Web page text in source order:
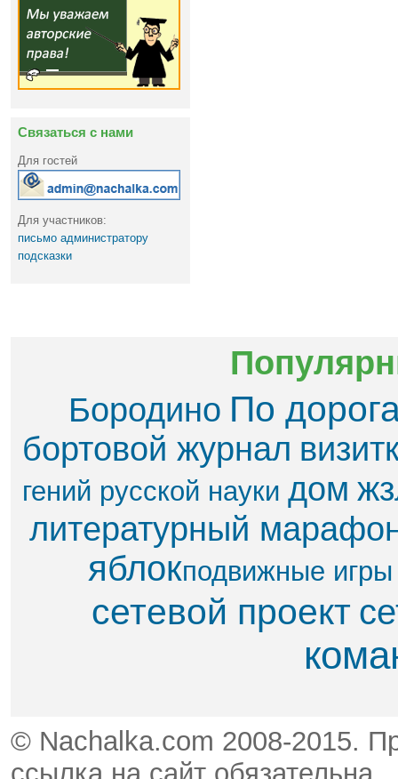
Связаться с нами
Для гостей
Для участников:
письмо администратору
подсказки
Бородино По
бортовой журнал
гений русской науки дом
литературный
яблок​подвижные игры
сетевой проект
© Nachalka.com 2008-2015.